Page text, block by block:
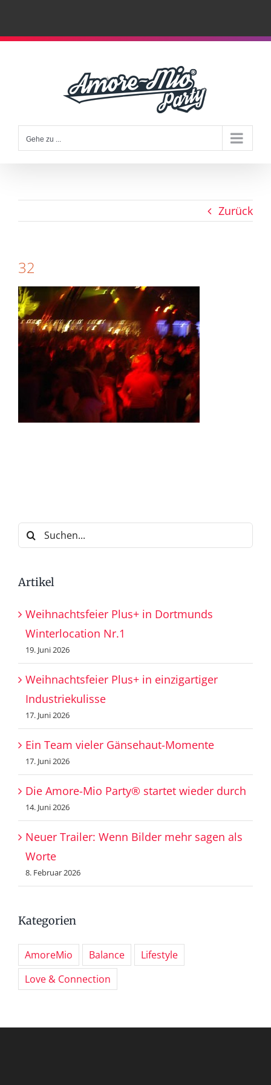
Zum
Gehe zu ...
Zurück
32
Suche
nach:
Artikel
Weihnachtsfeier Plus+ in Dortmunds
Winterlocation Nr.1
19. Juni 2026
Weihnachtsfeier Plus+ in einzigartiger
Industriekulisse
17. Juni 2026
Ein Team vieler Gänsehaut-Momente
17. Juni 2026
Die Amore-Mio Party® startet wieder durch
14. Juni 2026
Neuer Trailer: Wenn Bilder mehr sagen als
Worte
8. Februar 2026
Kategorien
AmoreMio Balance
Lifestyle
Love & Connection